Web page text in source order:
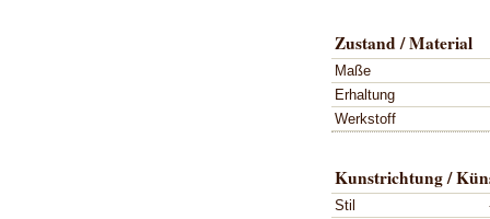
Zustand / Material
Maße
Erhaltung
Werkstoff
Kunstrichtung /
Stil